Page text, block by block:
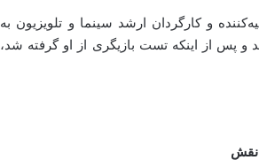
تهیه‌کننده‌ و کارگردان ارشد سینما و تلویزیون به
و پس از اینکه تست بازیگری از او گرفته‌ شد،
نقش